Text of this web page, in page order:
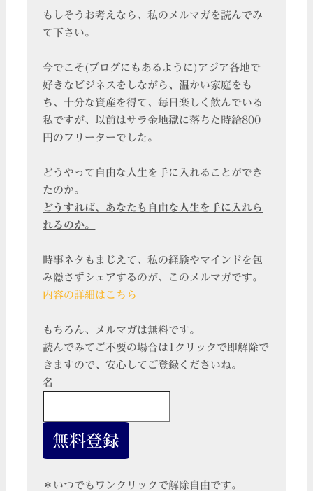
もしそうお考えなら、私のメルマガを読んでみ
て下さい。
今でこそ(ブログにもあるように)アジア各地で
好きなビジネスをしながら、温かい家庭をも
ち、十分な資産を得て、毎日楽しく飲んでいる
私ですが、以前はサラ金地獄に落ちた時給800
円のフリーターでした。
どうやって自由な人生を手に入れることができ
たのか。
どうすれば、あなたも自由な人生を手に入れら
れるのか。
時事ネタもまじえて、私の経験やマインドを包
み隠さずシェアするのが、このメルマガです。
内容の詳細はこちら
もちろん、メルマガは無料です。
読んでみてご不要の場合は1クリックで即解除で
きますので、安心してご登録くださいね。
名
＊いつでもワンクリックで解除自由です。